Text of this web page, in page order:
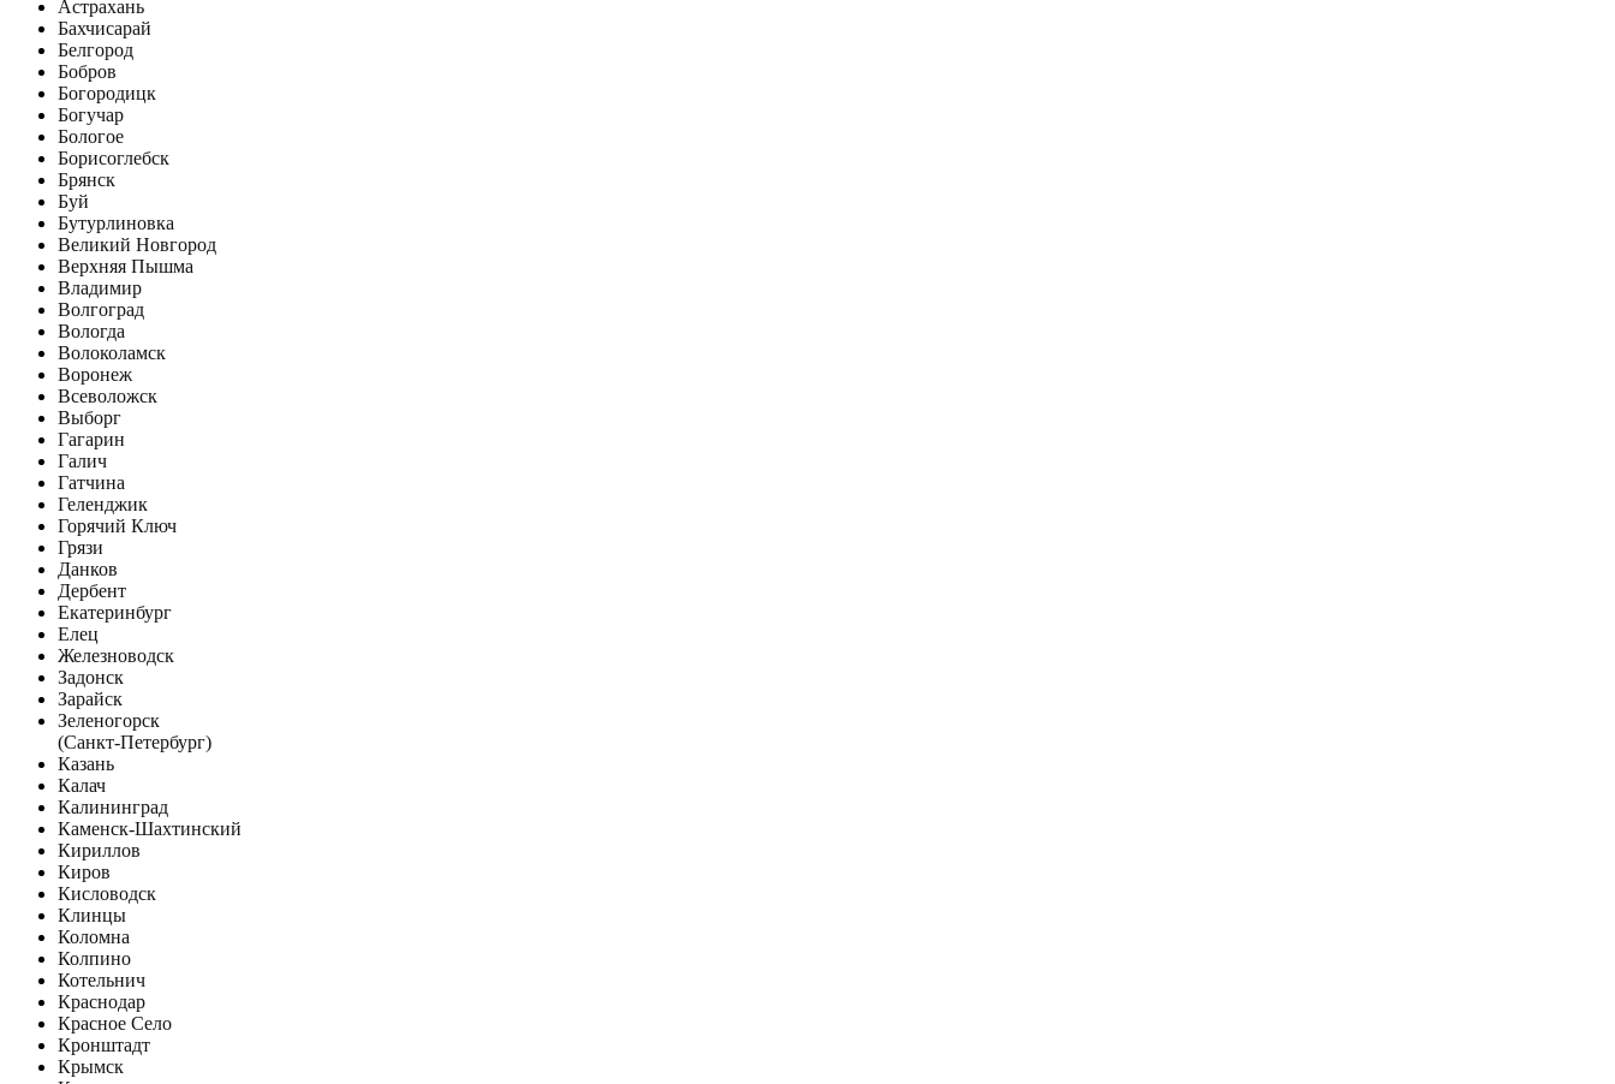
Астрахань
Бахчисарай
Белгород
Бобров
Богородицк
Богучар
Бологое
Борисоглебск
Брянск
Буй
Бутурлиновка
Великий Новгород
Верхняя Пышма
Владимир
Волгоград
Вологда
Волоколамск
Воронеж
Всеволожск
Выборг
Гагарин
Галич
Гатчина
Геленджик
Горячий Ключ
Грязи
Данков
Дербент
Екатеринбург
Елец
Железноводск
Задонск
Зарайск
Зеленогорск
(Санкт-Петербург)
Казань
Калач
Калининград
Каменск-Шахтинский
Кириллов
Киров
Кисловодск
Клинцы
Коломна
Колпино
Котельнич
Краснодар
Красное Село
Кронштадт
Крымск